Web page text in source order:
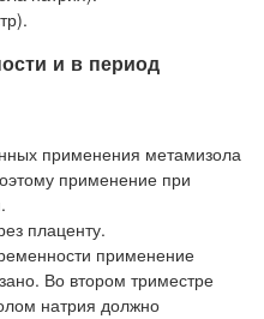
и в период
применения метамизола
применение при
плаценту.
применение
Во втором триместре
натрия должно